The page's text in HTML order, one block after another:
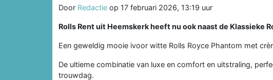
Door Redactie op 17 februari 2026, 13:19 uur
Rolls Rent uit Heemskerk heeft nu ook naast de Klassieke
Een geweldig mooie ivoor witte Rolls Royce Phantom met
De ultieme combinatie van luxe en comfort en uitstraling,
trouwdag.